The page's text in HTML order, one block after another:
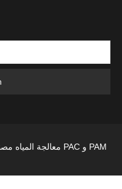
معالجة المياه مصنعي المواد الكيميائية PAC و PAM